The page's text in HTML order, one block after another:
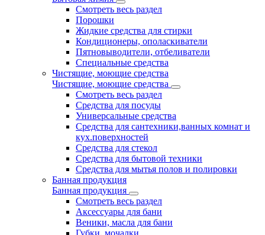
Смотреть весь раздел
Порошки
Жидкие средства для стирки
Кондиционеры, ополаскиватели
Пятновыводители, отбеливатели
Специальные средства
Чистящие, моющие средства
Чистящие, моющие средства
Смотреть весь раздел
Средства для посуды
Универсальные средства
Средства для сантехники,ванных комнат и
кух.поверхностей
Средства для стекол
Средства для бытовой техники
Средства для мытья полов и полировки
Банная продукция
Банная продукция
Смотреть весь раздел
Аксессуары для бани
Веники, масла для бани
Губки, мочалки